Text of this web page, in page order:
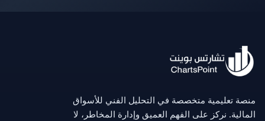
منصة تعليمية متخصصة في التحليل الفني للأسواق
المالية. نركز على الفهم العميق وإدارة المخاطر، لا